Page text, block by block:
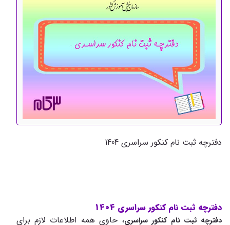
دفترچه ثبت نام کنکور سراسری 1404
دفترچه ثبت نام کنکور سراسری 1404
دفترچه ثبت نام کنکور سراسری، حاوی همه اطلاعات لازم برای